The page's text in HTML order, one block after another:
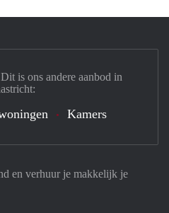
en verhuur je makkelijk je
is ons andere aanbod in
Kamers